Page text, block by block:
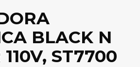
BLACK N
ST7700